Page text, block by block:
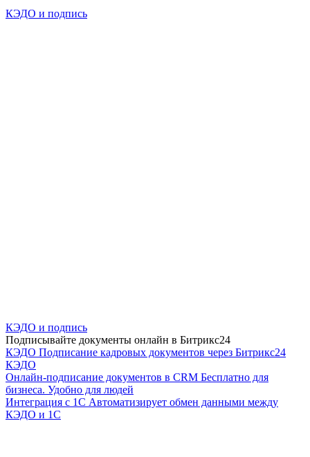
КЭДО и подпись
КЭДО и подпись
Подписывайте документы онлайн в Битрикс24
КЭДО Подписание кадровых документов через Битрикс24
КЭДО
Онлайн-подписание документов в CRM Бесплатно для
бизнеса. Удобно для людей
Интеграция с 1С Автоматизирует обмен данными между
КЭДО и 1С